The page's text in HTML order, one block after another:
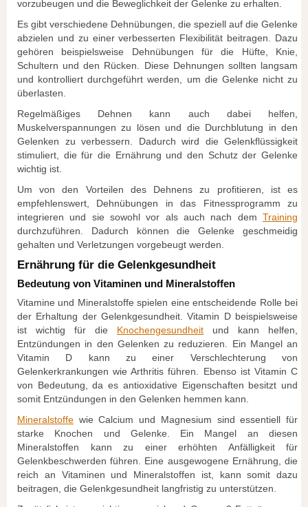
vorzubeugen und die Beweglichkeit der Gelenke zu erhalten.
Es gibt verschiedene Dehnübungen, die speziell auf die Gelenke
abzielen und zu einer verbesserten Flexibilität beitragen. Dazu
gehören beispielsweise Dehnübungen für die Hüfte, Knie,
Schultern und den Rücken. Diese Dehnungen sollten langsam
und kontrolliert durchgeführt werden, um die Gelenke nicht zu
überlasten.
Regelmäßiges Dehnen kann auch dabei helfen,
Muskelverspannungen zu lösen und die Durchblutung in den
Gelenken zu verbessern. Dadurch wird die Gelenkflüssigkeit
stimuliert, die für die Ernährung und den Schutz der Gelenke
wichtig ist.
Um von den Vorteilen des Dehnens zu profitieren, ist es
empfehlenswert, Dehnübungen in das Fitnessprogramm zu
integrieren und sie sowohl vor als auch nach dem Training
durchzuführen. Dadurch können die Gelenke geschmeidig
gehalten und Verletzungen vorgebeugt werden.
Ernährung für die Gelenkgesundheit
Bedeutung von Vitaminen und Mineralstoffen
Vitamine und Mineralstoffe spielen eine entscheidende Rolle bei
der Erhaltung der Gelenkgesundheit. Vitamin D beispielsweise
ist wichtig für die Knochengesundheit und kann helfen,
Entzündungen in den Gelenken zu reduzieren. Ein Mangel an
Vitamin D kann zu einer Verschlechterung von
Gelenkerkrankungen wie Arthritis führen. Ebenso ist Vitamin C
von Bedeutung, da es antioxidative Eigenschaften besitzt und
somit Entzündungen in den Gelenken hemmen kann.
Mineralstoffe wie Calcium und Magnesium sind essentiell für
starke Knochen und Gelenke. Ein Mangel an diesen
Mineralstoffen kann zu einer erhöhten Anfälligkeit für
Gelenkbeschwerden führen. Eine ausgewogene Ernährung, die
reich an Vitaminen und Mineralstoffen ist, kann somit dazu
beitragen, die Gelenkgesundheit langfristig zu unterstützen.